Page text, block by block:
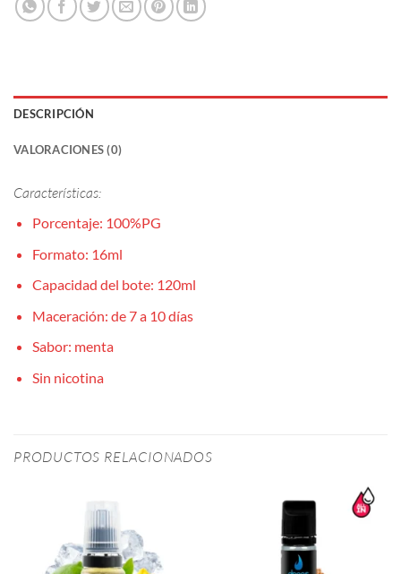
DESCRIPCIÓN
VALORACIONES (0)
Características:
Porcentaje: 100%PG
Formato: 16ml
Capacidad del bote: 120ml
Maceración: de 7 a 10 días
Sabor: menta
Sin nicotina
PRODUCTOS RELACIONADOS